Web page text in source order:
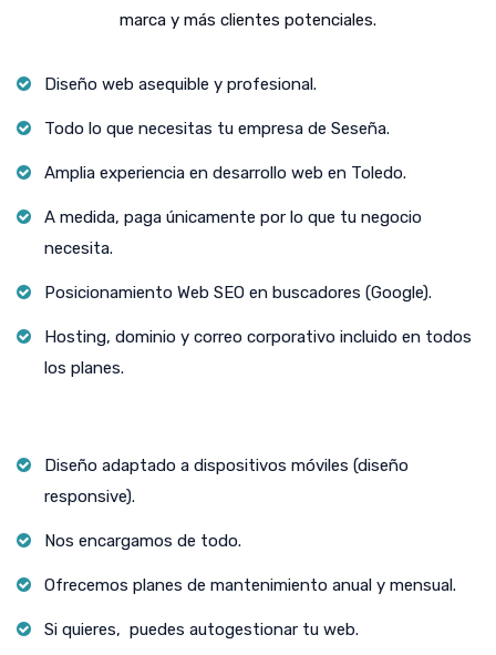
marca y más clientes potenciales.
Diseño web asequible y profesional.
Todo lo que necesitas tu empresa de Seseña.
Amplia experiencia en desarrollo web en Toledo.
A medida, paga únicamente por lo que tu negocio
necesita.
Posicionamiento Web SEO en buscadores (Google).
Hosting, dominio y correo corporativo incluido en todos
los planes.
Diseño adaptado a dispositivos móviles (diseño
responsive).
Nos encargamos de todo.
Ofrecemos planes de mantenimiento anual y mensual.
Si quieres, puedes autogestionar tu web.